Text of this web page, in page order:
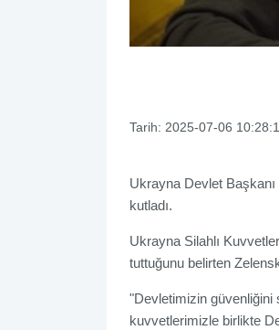
Tarih: 2025-07-06
Ukrayna Devlet
kutladı.
Ukrayna Silahlı
tuttuğunu belirten
"Devletimizin güvenliğini
kuvvetlerimizle birlikte